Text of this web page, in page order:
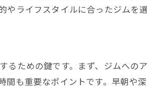
理想のジムを見つける方法
すべきポイント
やスタッフの対応をチェック
入会手続きの流れ
ライフスタイルに合ったジムを選
ための鍵です。まず、ジムへの
も重要なポイントです。早朝や